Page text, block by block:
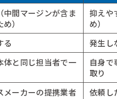
中間マージンが含ま
）
抑えや
め）
る
発生し
体と同じ担当者で一
自身で
取り
メーカーの提携業者
依頼し